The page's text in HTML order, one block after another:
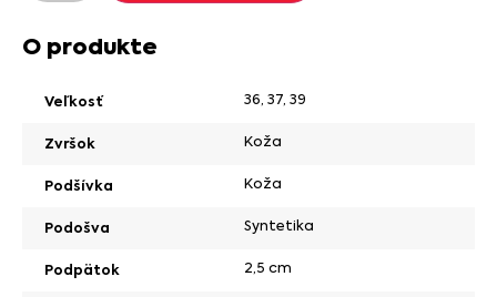
O produkte
Veľkosť 36, 37, 39
Zvršok Koža
Podšívka Koža
Podošva Syntetika
Podpätok 2,5 cm